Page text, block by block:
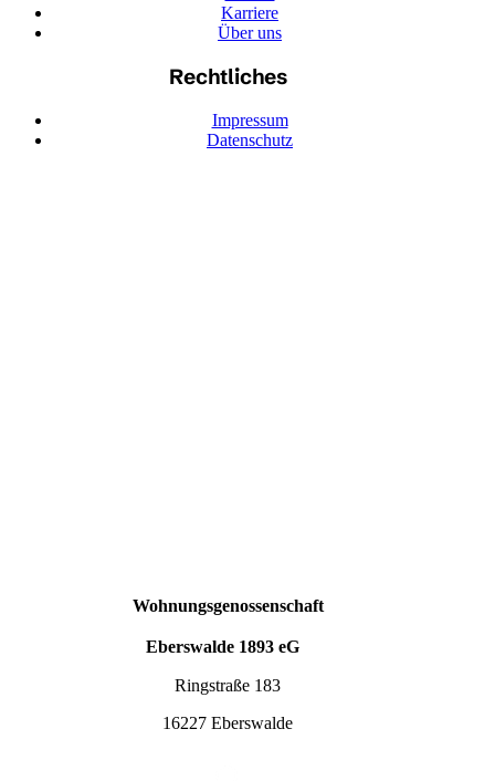
Karriere
Über uns
Rechtliches
Impressum
Datenschutz
Wohnungsgenossenschaft
Eberswalde 1893 eG
Ringstraße 183
16227 Eberswalde